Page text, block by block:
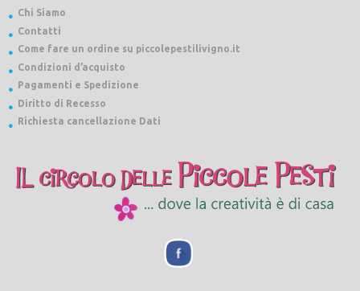
Chi Siamo
Contatti
Come fare un ordine su piccolepestilivigno.it
Condizioni d’acquisto
Pagamenti e Spedizione
Diritto di Recesso
Richiesta cancellazione Dati